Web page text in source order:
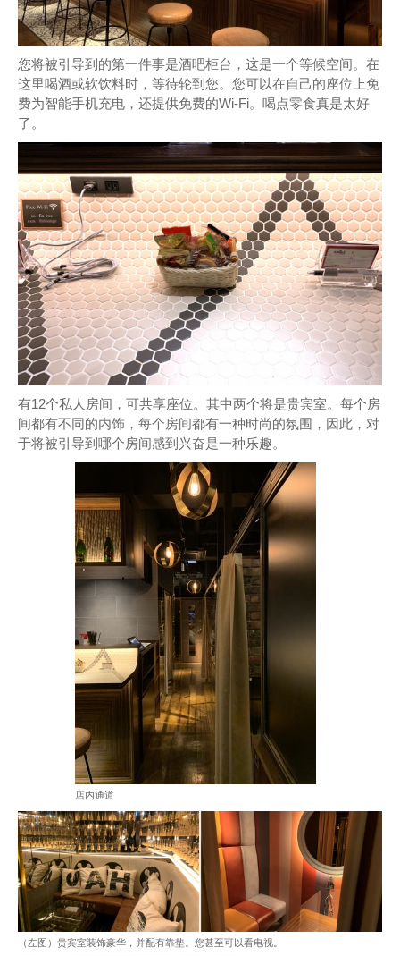
您将被引导到的第一件事是酒吧柜台，这是一个等候空间。在
这里喝酒或软饮料时，等待轮到您。您可以在自己的座位上免
费为智能手机充电，还提供免费的Wi-Fi。喝点零食真是太好
了。
有12个私人房间，可共享座位。其中两个将是贵宾室。每个房
间都有不同的内饰，每个房间都有一种时尚的氛围，因此，对
于将被引导到哪个房间感到兴奋是一种乐趣。
店内通道
（左图）贵宾室装饰豪华，并配有靠垫。您甚至可以看电视。